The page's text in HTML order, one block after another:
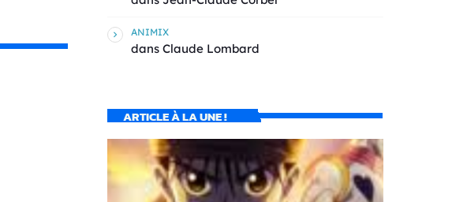
ANIMIX
dans Claude Lombard
ARTICLE À LA UNE !